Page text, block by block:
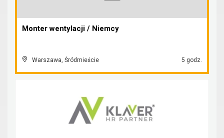
Monter wentylacji / Niemcy
Warszawa, Śródmieście 5 godz.